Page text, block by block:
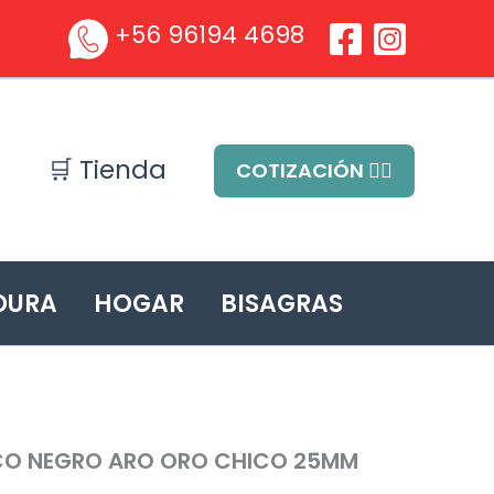
+56 96194 4698
🛒 Tienda COTIZACIÓN ✍🏻
HOGAR BISAGRAS
NEGRO ARO ORO CHICO 25MM